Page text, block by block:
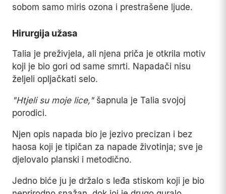
sobom samo miris ozona i prestrašene ljude.
Hirurgija užasa
Talia je preživjela, ali njena priča je otkrila motiv
koji je bio gori od same smrti. Napadači nisu
željeli opljačkati selo.
"Htjeli su moje lice,"šapnula je Talia svojoj
porodici.
Njen opis napada bio je jezivo precizan i bez
haosa koji je tipičan za napade životinja; sve je
djelovalo planski i metodično.
Jedno biće ju je držalo s leđa stiskom koji je bio